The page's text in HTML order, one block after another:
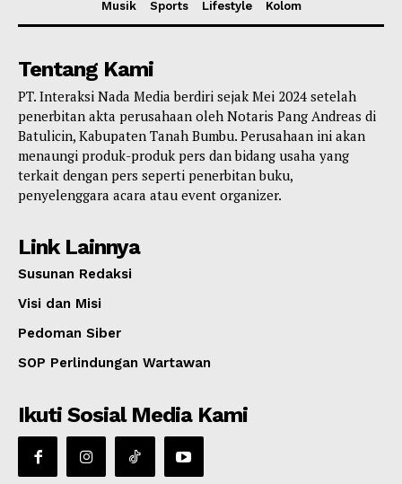
Musik
Sports Lifestyle Kolom
Tentang Kami
PT. Interaksi Nada Media berdiri sejak Mei 2024 setelah
penerbitan akta perusahaan oleh Notaris Pang Andreas di
Batulicin, Kabupaten Tanah Bumbu. Perusahaan ini akan
menaungi produk-produk pers dan bidang usaha yang
terkait dengan pers seperti penerbitan buku,
penyelenggara acara atau event organizer.
Link Lainnya
Susunan Redaksi
Visi dan Misi
Pedoman Siber
SOP Perlindungan Wartawan
Ikuti Sosial Media Kami